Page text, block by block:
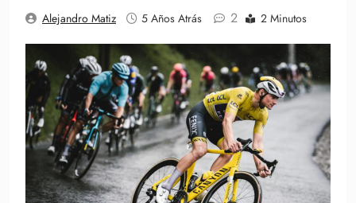
Alejandro Matiz 5 Años Atrás 2 2 Minutos